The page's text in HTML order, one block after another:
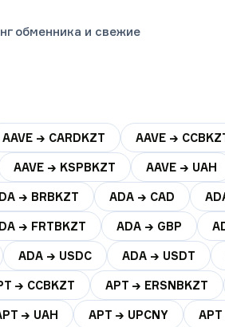
обменника и свежие
AAVE → CARDKZT AAVE →
AAVE → KSPBKZT AAVE → UAH
→ BRBKZT ADA → CAD
→ FRTBKZT ADA → GBP
ADA → USDC ADA → USDT
→ CCBKZT APT → ERSNBKZT
→ UAH APT → UPCNY APT